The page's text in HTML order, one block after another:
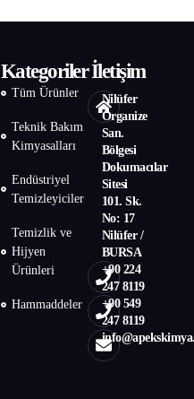
Kategoriler
Tüm Ürünler
Teknik Bakım
Kimyasalları
Endüstriyel
Temizleyiciler
Temizlik ve
Hijyen
Ürünleri
Hammaddeler
İletişim
Nilüfer
Organize
San.
Bölgesi
Dokumacılar
Sitesi
101. Sk.
No: 17
Nilüfer /
BURSA
+90 224
247 8119
+90 549
247 8119